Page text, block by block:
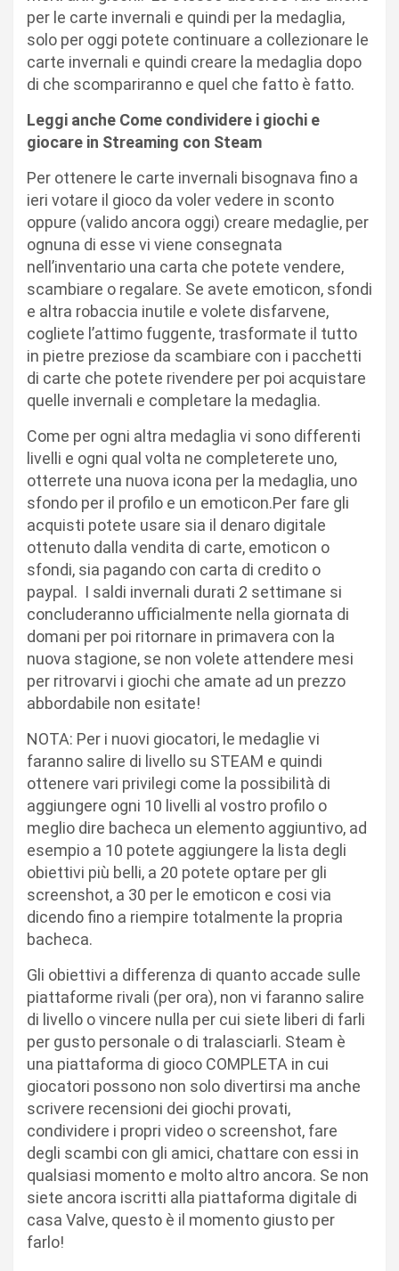
per le carte invernali e quindi per la medaglia,
solo per oggi potete continuare a collezionare le
carte invernali e quindi creare la medaglia dopo
di che scompariranno e quel che fatto è fatto.
Leggi anche Come condividere i giochi e
giocare in Streaming con Steam
Per ottenere le carte invernali bisognava fino a
ieri votare il gioco da voler vedere in sconto
oppure (valido ancora oggi) creare medaglie, per
ognuna di esse vi viene consegnata
nell’inventario una carta che potete vendere,
scambiare o regalare. Se avete emoticon, sfondi
e altra robaccia inutile e volete disfarvene,
cogliete l’attimo fuggente, trasformate il tutto
in pietre preziose da scambiare con i pacchetti
di carte che potete rivendere per poi acquistare
quelle invernali e completare la medaglia.
Come per ogni altra medaglia vi sono differenti
livelli e ogni qual volta ne completerete uno,
otterrete una nuova icona per la medaglia, uno
sfondo per il profilo e un emoticon.Per fare gli
acquisti potete usare sia il denaro digitale
ottenuto dalla vendita di carte, emoticon o
sfondi, sia pagando con carta di credito o
paypal. I saldi invernali durati 2 settimane si
concluderanno ufficialmente nella giornata di
domani per poi ritornare in primavera con la
nuova stagione, se non volete attendere mesi
per ritrovarvi i giochi che amate ad un prezzo
abbordabile non esitate!
NOTA: Per i nuovi giocatori, le medaglie vi
faranno salire di livello su STEAM e quindi
ottenere vari privilegi come la possibilità di
aggiungere ogni 10 livelli al vostro profilo o
meglio dire bacheca un elemento aggiuntivo, ad
esempio a 10 potete aggiungere la lista degli
obiettivi più belli, a 20 potete optare per gli
screenshot, a 30 per le emoticon e cosi via
dicendo fino a riempire totalmente la propria
bacheca.
Gli obiettivi a differenza di quanto accade sulle
piattaforme rivali (per ora), non vi faranno salire
di livello o vincere nulla per cui siete liberi di farli
per gusto personale o di tralasciarli. Steam è
una piattaforma di gioco COMPLETA in cui
giocatori possono non solo divertirsi ma anche
scrivere recensioni dei giochi provati,
condividere i propri video o screenshot, fare
degli scambi con gli amici, chattare con essi in
qualsiasi momento e molto altro ancora. Se non
siete ancora iscritti alla piattaforma digitale di
casa Valve, questo è il momento giusto per
farlo!